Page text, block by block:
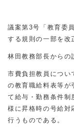
議案第3号「教育委
する規則の一部を改
林田教務部長からの
市費負担教員につい
の教育職給料表等が
て給与・勤務条件制
様に昇格時の号給対
行うものである。